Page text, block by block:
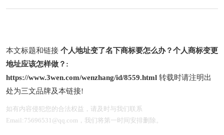
本文标题和链接 个人地址变了名下商标要怎么办？个人商标变更
地址应该怎样做？:
https://www.3wen.com/wenzhang/id/8559.html 转载时请注明出
处为三文品牌及本链接!
如有内容侵犯您的合法权益，请及时与我们联系
Email:75696531@qq.com，我们将第一时间安排删除。